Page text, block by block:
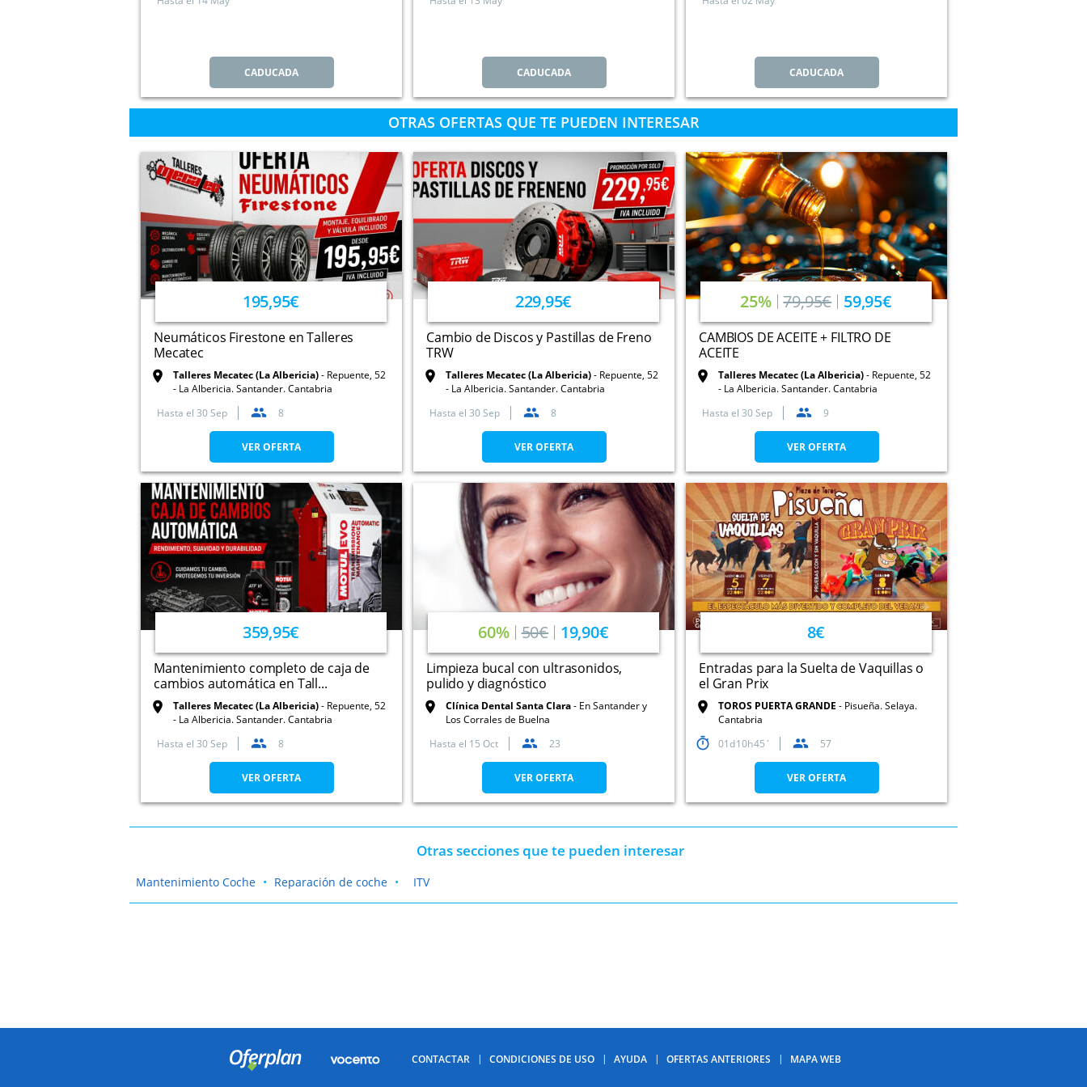
CADUCADA CADUCADA CADUCADA
OTRAS OFERTAS QUE TE PUEDEN INTERESAR
195,95€
Neumáticos Firestone en Talleres
Mecatec
Talleres Mecatec (La Albericia)
Repuente, 52
- La Albericia. Santander. Cantabria
Hasta el 30 Sep 8
VER OFERTA
229,95€
Cambio de Discos y Pastillas de Freno
TRW
Talleres Mecatec (La Albericia)
Repuente, 52
- La Albericia. Santander. Cantabria
Hasta el 30 Sep 8
VER OFERTA
25% 79,95€ 59,95€
CAMBIOS DE ACEITE + FILTRO DE
ACEITE
Talleres Mecatec (La Albericia)
Repuente, 52
- La Albericia. Santander. Cantabria
Hasta el 30 Sep 9
VER OFERTA
359,95€
Mantenimiento completo de caja de
cambios automática en Tall...
Talleres Mecatec (La Albericia)
Repuente, 52
- La Albericia. Santander. Cantabria
Hasta el 30 Sep 8
VER OFERTA
60% 50€ 19,90€
Limpieza bucal con ultrasonidos,
pulido y diagnóstico
Clínica Dental Santa Clara
En Santander y
Los Corrales de Buelna
Hasta el 15 Oct 23
VER OFERTA
8€
Entradas para la Suelta de Vaquillas o
el Gran Prix
TOROS PUERTA GRANDE
Pisueña. Selaya.
Cantabria
01
10 44 57
VER OFERTA
Otras secciones que te pueden interesar
Mantenimiento Coche Reparación de coche ITV
CONTACTAR CONDICIONES DE USO AYUDA OFERTAS ANTERIORES MAPA WEB